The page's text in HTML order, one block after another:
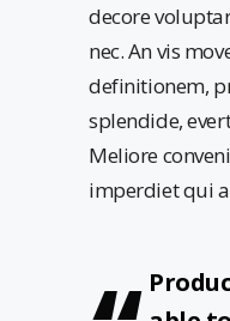
decore
nec. An vis
definitionem,
splendide,
Meliore
imperdiet qui